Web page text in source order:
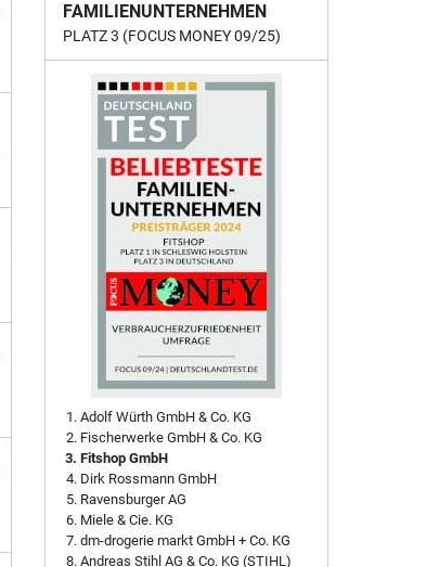
FAMILIENUNTERNEHMEN
PLATZ 3 (FOCUS MONEY 09/25)
Adolf Würth GmbH & Co. KG
Fischerwerke GmbH & Co. KG
Fitshop GmbH
Dirk Rossmann GmbH
Ravensburger AG
Miele & Cie. KG
dm-drogerie markt GmbH + Co. KG
Andreas Stihl AG & Co. KG (STIHL)